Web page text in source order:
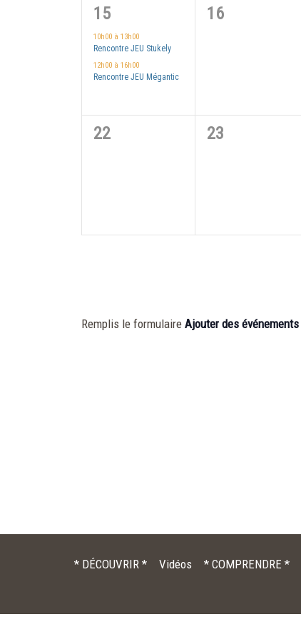
2
évènements,
15
10h00 à 13h00
Rencontre JEU Stukely
12h00 à 16h00
Rencontre JEU Mégantic
0
16
0
22
0
23
Remplis le formulaire Ajouter des événements
* DÉCOUVRIR * Vidéos * COMPRENDRE *